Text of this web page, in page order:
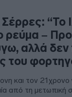
Σέρρες: “Το
ρεύμα –
αλλά δεν
του
και τον 21χρονο
από τη μετωπική